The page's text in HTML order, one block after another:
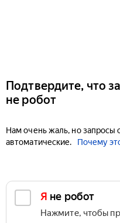
Подтвердите, что
не робот
Нам очень жаль, но запросы
автоматические.
Почему
Я не робот
Нажмите, чтобы